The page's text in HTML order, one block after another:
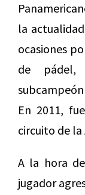
la
ocasiones
de
En 2011,
circuito de la
A la hora
jugador